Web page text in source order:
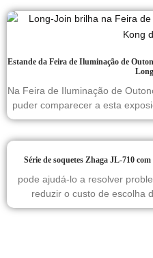
Estande da Feira de Iluminação de
Na Feira de Iluminação de
puder comparecer a esta
Série de soquetes Zhaga JL-710
pode ajudá-lo a resolver
reduzir o custo de escolha